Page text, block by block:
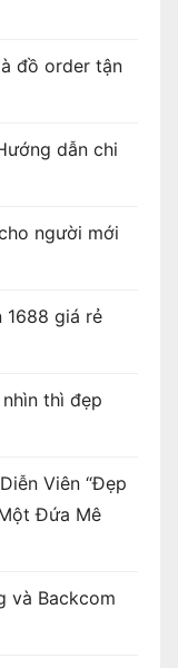
đồ order tận
dẫn chi
người mới
1688 giá rẻ
thì đẹp
Viên “Đẹp
Đứa Mê
và Backcom